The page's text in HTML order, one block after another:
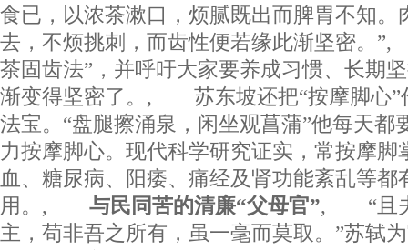
食已，以浓茶漱口，烦腻既出而脾胃不知。
去，不烦挑刺，而齿性便若缘此渐坚密。
茶固齿法”，并呼吁大家要养成习惯、长期
渐变得坚密了。, 苏东坡还把“按摩脚心”
法宝。“盘腿擦涌泉，闲坐观菖蒲”他每天都
力按摩脚心。现代科学研究证实，常按摩脚
血、糖尿病、阳痿、痛经及肾功能紊乱等都
用。, 与民同苦的清廉“父母官”, “且夫
主，苟非吾之所有，虽一毫而莫取。”苏轼